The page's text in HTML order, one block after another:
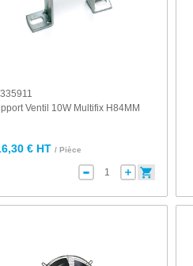
Ventil 10W Multifix H84MM
€ HT / Pièce